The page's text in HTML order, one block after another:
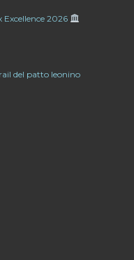
2026
del patto leonino